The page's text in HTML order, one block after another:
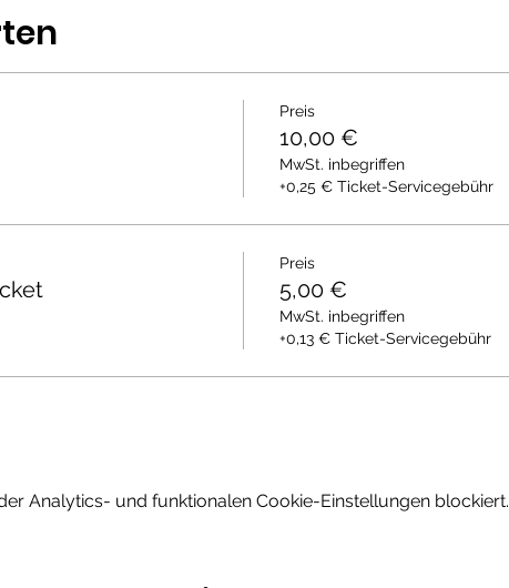
Preis
10,00 €
MwSt. inbegriffen
+0,25 € Ticket-Servicegebühr
Preis
5,00 €
MwSt. inbegriffen
+0,13 € Ticket-Servicegebühr
Analytics- und funktionalen Cookie-Einstellungen blockiert.